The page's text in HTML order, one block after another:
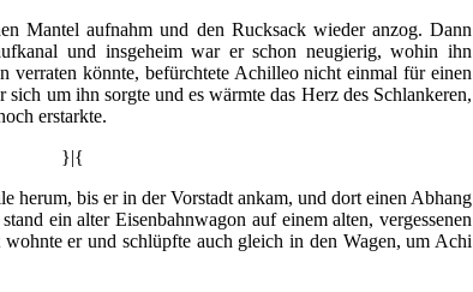
Mantel aufnahm und den Rucksack wieder anzog. Dann
und insgeheim war er schon neugierig, wohin ihn
verraten könnte, befürchtete Achilleo nicht einmal für einen
um ihn sorgte und es wärmte das Herz des Schlankeren,
erstarkte.
}|{
herum, bis er in der Vorstadt ankam, und dort einen Abhang
ein alter Eisenbahnwagon auf einem alten, vergessenen
er und schlüpfte auch gleich in den Wagen, um Achi